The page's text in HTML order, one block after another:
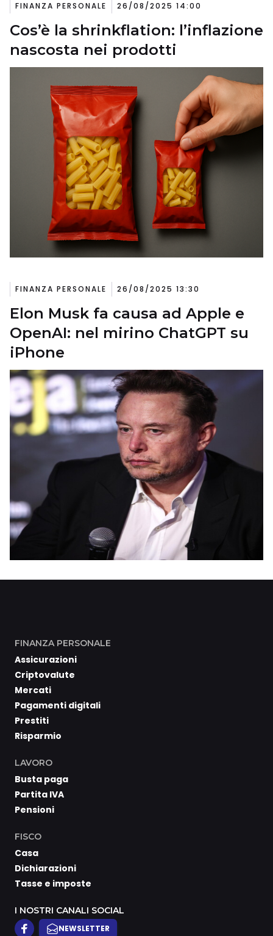
FINANZA PERSONALE 26/08/2025 14:00
Cos’è la shrinkflation: l’inflazione
nascosta nei prodotti
FINANZA PERSONALE 26/08/2025 13:30
Elon Musk fa causa ad Apple e
OpenAI: nel mirino ChatGPT su
iPhone
FINANZA PERSONALE
Assicurazioni
Criptovalute
Mercati
Pagamenti digitali
Prestiti
Risparmio
LAVORO
Busta paga
Partita IVA
Pensioni
FISCO
Casa
Dichiarazioni
Tasse e imposte
I NOSTRI CANALI SOCIAL
NEWSLETTER